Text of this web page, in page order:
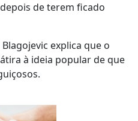
de terem ficado
explica que o
à ideia popular de que